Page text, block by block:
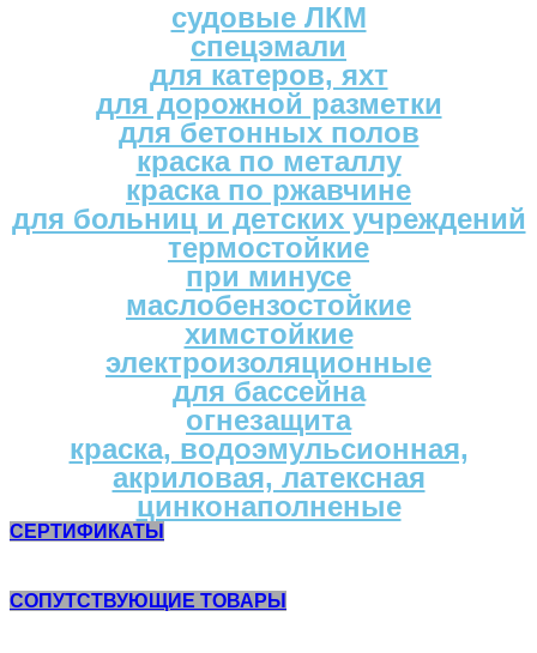
судовые ЛКМ
спецэмали
для катеров, яхт
для дорожной разметки
для бетонных полов
краска по металлу
краска по ржавчине
для больниц и детских учреждений
термостойкие
при минусе
маслобензостойкие
химстойкие
электроизоляционные
для бассейна
огнезащита
краска, водоэмульсионная,
акриловая, латексная
цинконаполненые
СЕРТИФИКАТЫ
СОПУТСТВУЮЩИЕ ТОВАРЫ